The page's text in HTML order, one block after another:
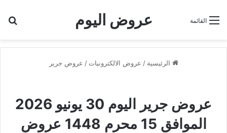
عروض اليوم القائمة
الرئيسية / عروض الالكترونيات / عروض جرير
عروض جرير اليوم 30 يونيو 2026
الموافق 15 محرم 1448 عروض